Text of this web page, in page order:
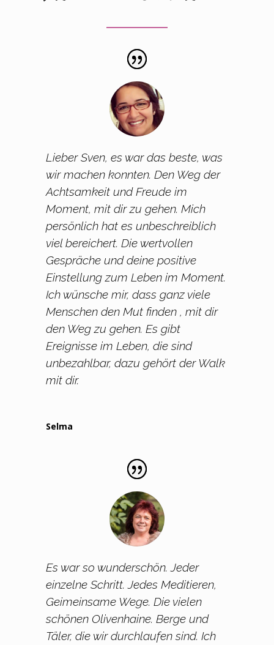
Lieber Sven, es war das beste, was
wir machen konnten. Den Weg der
Achtsamkeit und Freude im
Moment, mit dir zu gehen. Mich
persönlich hat es unbeschreiblich
viel bereichert. Die wertvollen
Gespräche und deine positive
Einstellung zum Leben im Moment.
Ich wünsche mir, dass ganz viele
Menschen den Mut finden , mit dir
den Weg zu gehen. Es gibt
Ereignisse im Leben, die sind
unbezahlbar, dazu gehört der Walk
mit dir.
Selma
Es war so wunderschön. Jeder
einzelne Schritt. Jedes Meditieren,
Geimeinsame Wege. Die vielen
schönen Olivenhaine. Berge und
Täler, die wir durchlaufen sind. Ich